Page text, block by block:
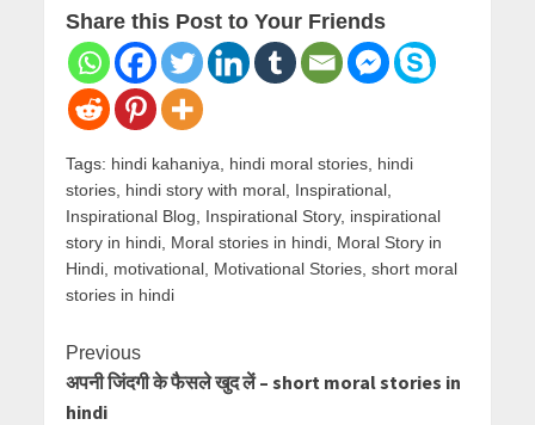
Share this Post to Your Friends
Tags: hindi kahaniya hindi moral stories hindi
stories hindi story with moral Inspirational
Inspirational Blog
Inspirational Story, inspirational
story in hindi Moral stories in hindi Moral Story in
Hindi motivational Motivational Stories ,short moral
stories in hindi
Continue
Reading
Previous
अपनी जिंदगी के फैसले खुद लें – short moral stories in
hindi